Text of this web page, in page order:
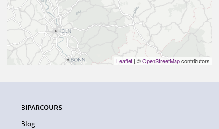
Leaflet | ©OpenStreetMapcontributors
BIPARCOURS
Blog